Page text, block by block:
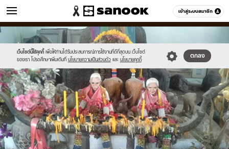
เข้าสู่ระบบสมาชิก
ข่าว หมวดอื่นๆ
เว็บไซต์นี้ใช้คุกกี้ เพื่อให้ท่านได้รับประสบการณ์การใช้งานที่ดีที่สุดบน เว็บไซต์
ของเรา โปรดศึกษาเพิ่มเติมที่ นโยบายความเป็นส่วนตัว และ นโยบายคุกกี้
ตกลง
Sanook
//s.isanook.com/sr/0/images/logo-
new-
sanook.png
//s.isanook.com/ns/0/ud/369/1847670/639056-
01.jpg